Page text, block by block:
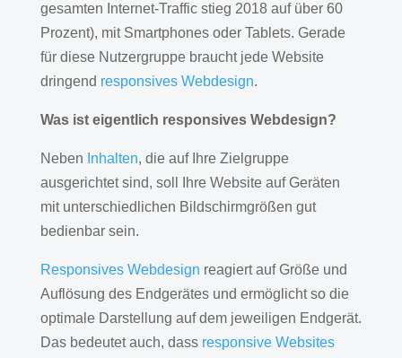
gesamten Internet-Traffic stieg 2018 auf über 60
Prozent), mit Smartphones oder Tablets. Gerade
für diese Nutzergruppe braucht jede Website
dringend responsives Webdesign.
Was ist eigentlich responsives Webdesign?
Neben Inhalten, die auf Ihre Zielgruppe
ausgerichtet sind, soll Ihre Website auf Geräten
mit unterschiedlichen Bildschirmgrößen gut
bedienbar sein.
Responsives Webdesign reagiert auf Größe und
Auflösung des Endgerätes und ermöglicht so die
optimale Darstellung auf dem jeweiligen Endgerät.
Das bedeutet auch, dass responsive Websites